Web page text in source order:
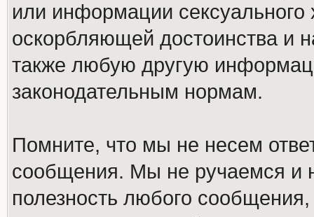
или информации
оскорбляющей достоинства и
также любую другую
законодательным нормам.
Помните, что мы не несем
сообщения. Мы не ручаемся и
полезность любого